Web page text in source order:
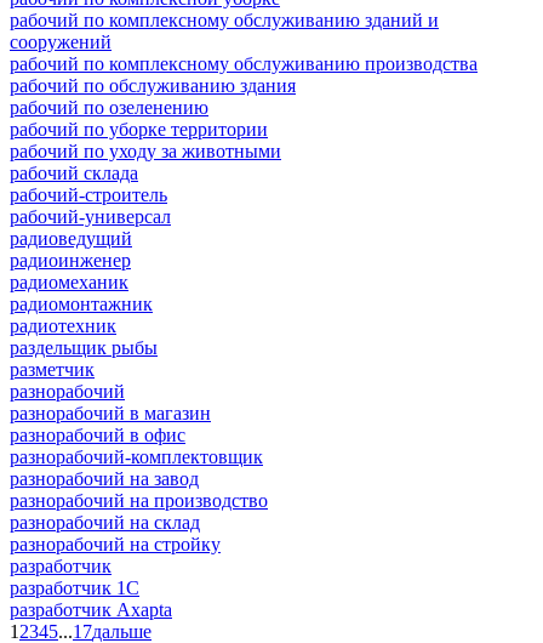
рабочий по комплексному обслуживанию зданий и
сооружений
рабочий по комплексному обслуживанию производства
рабочий по обслуживанию здания
рабочий по озеленению
рабочий по уборке территории
рабочий по уходу за животными
рабочий склада
рабочий-строитель
рабочий-универсал
радиоведущий
радиоинженер
радиомеханик
радиомонтажник
радиотехник
раздельщик рыбы
разметчик
разнорабочий
разнорабочий в магазин
разнорабочий в офис
разнорабочий-комплектовщик
разнорабочий на завод
разнорабочий на производство
разнорабочий на склад
разнорабочий на стройку
разработчик
разработчик 1C
разработчик Axapta
1 2345...17дальше